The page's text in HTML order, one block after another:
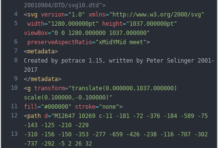
4
5
6
7
8
9
10
11
12
13
20010904/DTD/svg10.dtd">
<svg version="1.0" xmlns="http://www.w3.org/2000/svg"
width="1280.000000pt" height="1037.000000pt"
viewBox="0 0 1280.000000 1037.000000"
preserveAspectRatio="xMidYMid meet">
<metadata>
Created by potrace 1.15, written by Peter Selinger 2001-
2017
</metadata>
<g transform="translate(0.000000,1037.000000)
scale(0.100000,-0.100000)"
fill ="#000000" stroke="none">
<path d="M12647 10269 c-11 -181 -72 -376 -184 -589 -75
-143 -125 -210 -229
-310 -156 -150 -353 -277 -659 -426 -238 -116 -707 -302
-737 -292 -5 2 26 32